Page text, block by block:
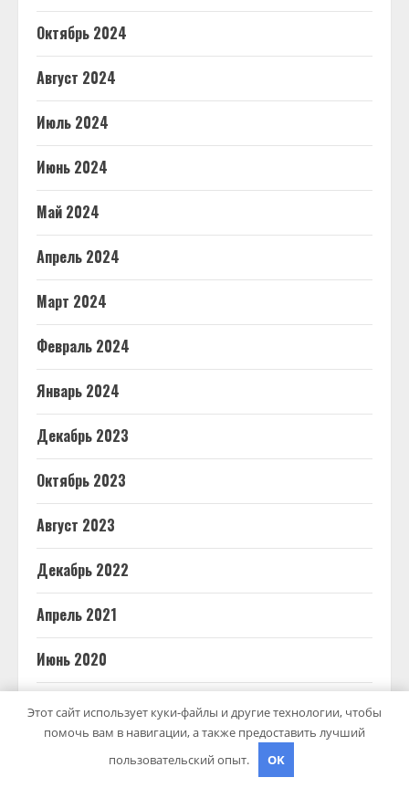
Октябрь 2024
Август 2024
Июль 2024
Июнь 2024
Май 2024
Апрель 2024
Март 2024
Февраль 2024
Январь 2024
Декабрь 2023
Октябрь 2023
Август 2023
Декабрь 2022
Апрель 2021
Июнь 2020
Май 2020
Этот сайт использует куки-файлы и другие технологии, чтобы
помочь вам в навигации, а также предоставить лучший
пользовательский опыт.
OK